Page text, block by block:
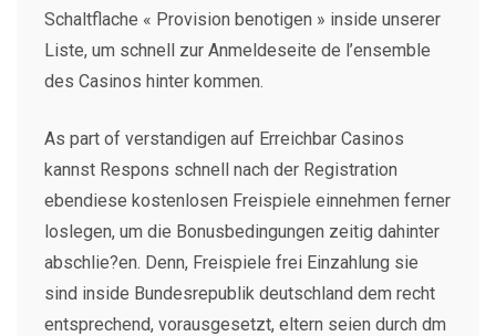
Schaltflache « Provision benotigen » inside unserer
Liste, um schnell zur Anmeldeseite de l’ensemble
des Casinos hinter kommen.
As part of verstandigen auf Erreichbar Casinos
kannst Respons schnell nach der Registration
ebendiese kostenlosen Freispiele einnehmen ferner
loslegen, um die Bonusbedingungen zeitig dahinter
abschlie?en. Denn, Freispiele frei Einzahlung sie
sind inside Bundesrepublik deutschland dem recht
entsprechend, vorausgesetzt, eltern seien durch dm